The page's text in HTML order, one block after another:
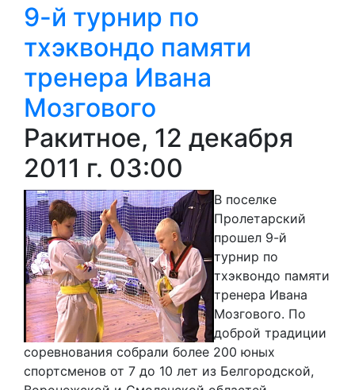
9-й турнир по
тхэквондо памяти
тренера Ивана
Мозгового
Ракитное, 12 декабря
2011 г. 03:00
В поселке
Пролетарский
прошел 9-й
турнир по
тхэквондо памяти
тренера Ивана
Мозгового. По
доброй традиции
соревнования собрали более 200 юных
спортсменов от 7 до 10 лет из Белгородской,